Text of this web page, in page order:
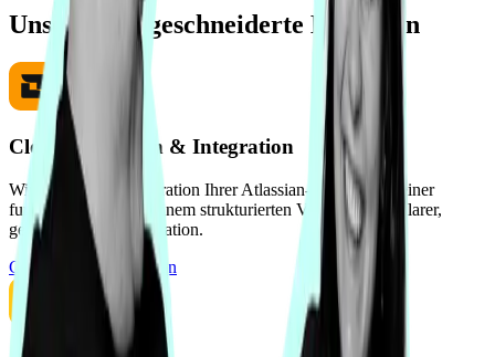
Unsere Maßgeschneiderte Lösungen
Cloud-Migration & Integration
Wir begleiten die Migration Ihrer Atlassian-Systeme mit einer
fundierten Strategie, einem strukturierten Vorgehen und klarer,
geeigneter Kommunikation.
Cloud-Migration planen